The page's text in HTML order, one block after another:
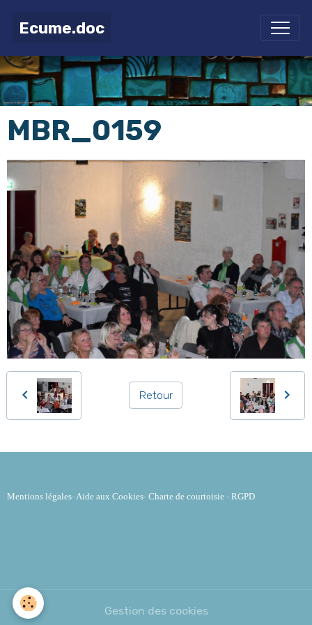
Ecume.doc
MBR_0159
Retour
Mentions légales- Aide aux Cookies- Charte de courtoisie - RGPD
Gestion des cookies